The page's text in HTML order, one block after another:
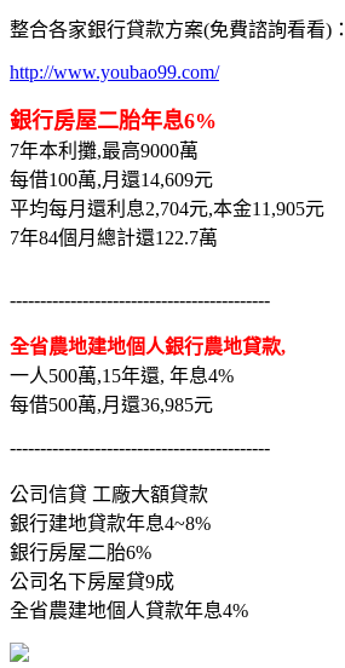
整合各家銀行貸款方案(免費諮詢看看)：
http://www.youbao99.com/
銀行房屋二胎年息6%
7年本利攤,最高9000萬
每借100萬,月還14,609元
平均每月還利息2,704元,本金11,905元
7年84個月總計還122.7萬
-------------------------------------------
全省農地建地個人銀行農地貸款,
一人500萬,15年還, 年息4%
每借500萬,月還36,985元
-------------------------------------------
公司信貸 工廠大額貸款
銀行建地貸款年息4~8%
銀行房屋二胎6%
公司名下房屋貸9成
全省農建地個人貸款年息4%